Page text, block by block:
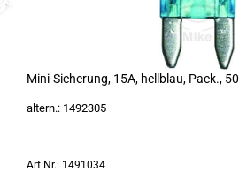
Mini-Sicherung, 15A, hellblau, Pack., 50
altern.: 1492305
Art.Nr.: 1491034